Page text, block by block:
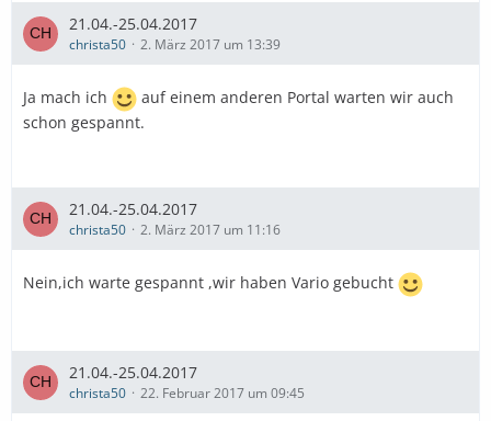
21.04.-25.04.2017
christa50 2. März 2017 um 13:39
Ja mach ich
auf einem anderen Portal warten wir auch
schon gespannt.
21.04.-25.04.2017
christa50 2. März 2017 um 11:16
Nein,ich warte gespannt ,wir haben Vario gebucht
21.04.-25.04.2017
christa50 22. Februar 2017 um 09:45